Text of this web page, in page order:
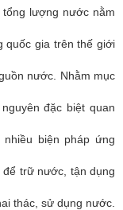
lượng nước nằm
quốc gia trên thế giới
nước. Nhằm mục
đặc biệt quan
biện pháp ứng
trữ nước, tận dụng
thác, sử dụng nước.